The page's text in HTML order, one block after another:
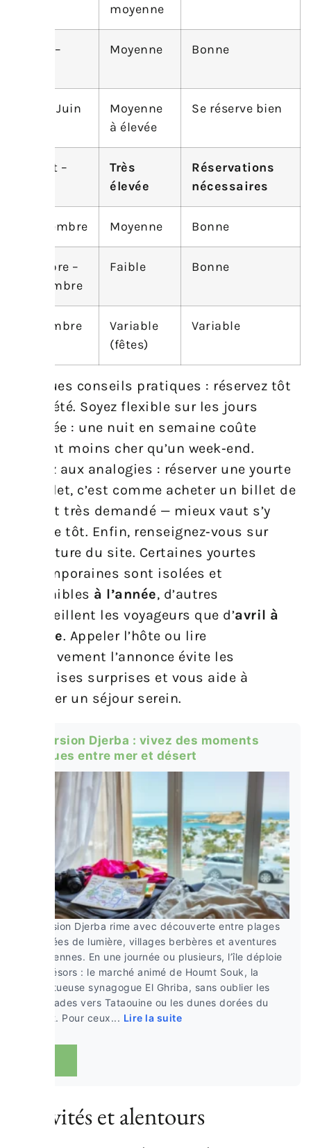
moyenne
Mars –
Moyenne Bonne
Mai – Juin
Moyenne
à élevée
Se réserve bien
Juillet –
Très
élevée
Réservations
nécessaires
Septembre Moyenne Bonne
Octobre –
Novembre
Faible Bonne
Décembre
Variable
(fêtes)
Variable
Quelques conseils pratiques : réservez tôt
pour l’été. Soyez flexible sur les jours
d’arrivée : une nuit en semaine coûte
souvent moins cher qu’un week‑end.
Pensez aux analogies : réserver une yourte
en juillet, c’est comme acheter un billet de
concert très demandé — mieux vaut s’y
prendre tôt. Enfin, renseignez‑vous sur
l’ouverture du site. Certaines yourtes
contemporaines sont isolées et
disponibles à l’année, d’autres
n’accueillent les voyageurs que d’avril à
octobre. Appeler l’hôte ou lire
attentivement l’annonce évite les
mauvaises surprises et vous aide à
planifier un séjour serein.
Excursion Djerba : vivez des moments
uniques entre mer et désert
Excursion Djerba rime avec découverte entre plages
baignées de lumière, villages berbères et aventures
sahariennes. En une journée ou plusieurs, l’île déploie
ses trésors : le marché animé de Houmt Souk, la
majestueuse synagogue El Ghriba, sans oublier les
escapades vers Tataouine ou les dunes dorées du
désert. Pour ceux... Lire la suite
Activités et alentours